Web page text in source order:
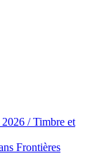
/ Timbre et
Frontières